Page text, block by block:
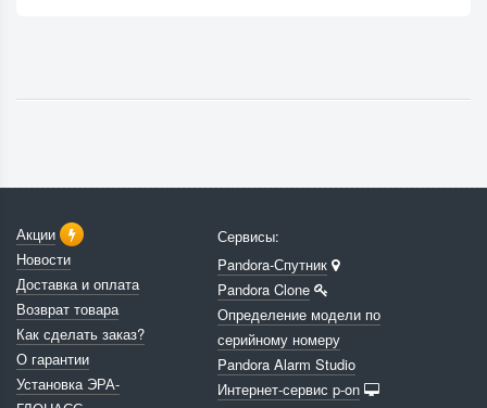
Акции
Новости
Доставка и оплата
Возврат товара
Как сделать заказ?
О гарантии
Установка ЭРА-
Сервисы:
Pandora-Спутник
Pandora Clone
Определение модели по
серийному номеру
Pandora Alarm Studio
Интернет-сервис p-on